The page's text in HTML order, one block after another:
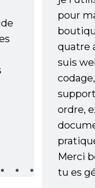
pour
quatre
suis
ordre,
Merci
tu es